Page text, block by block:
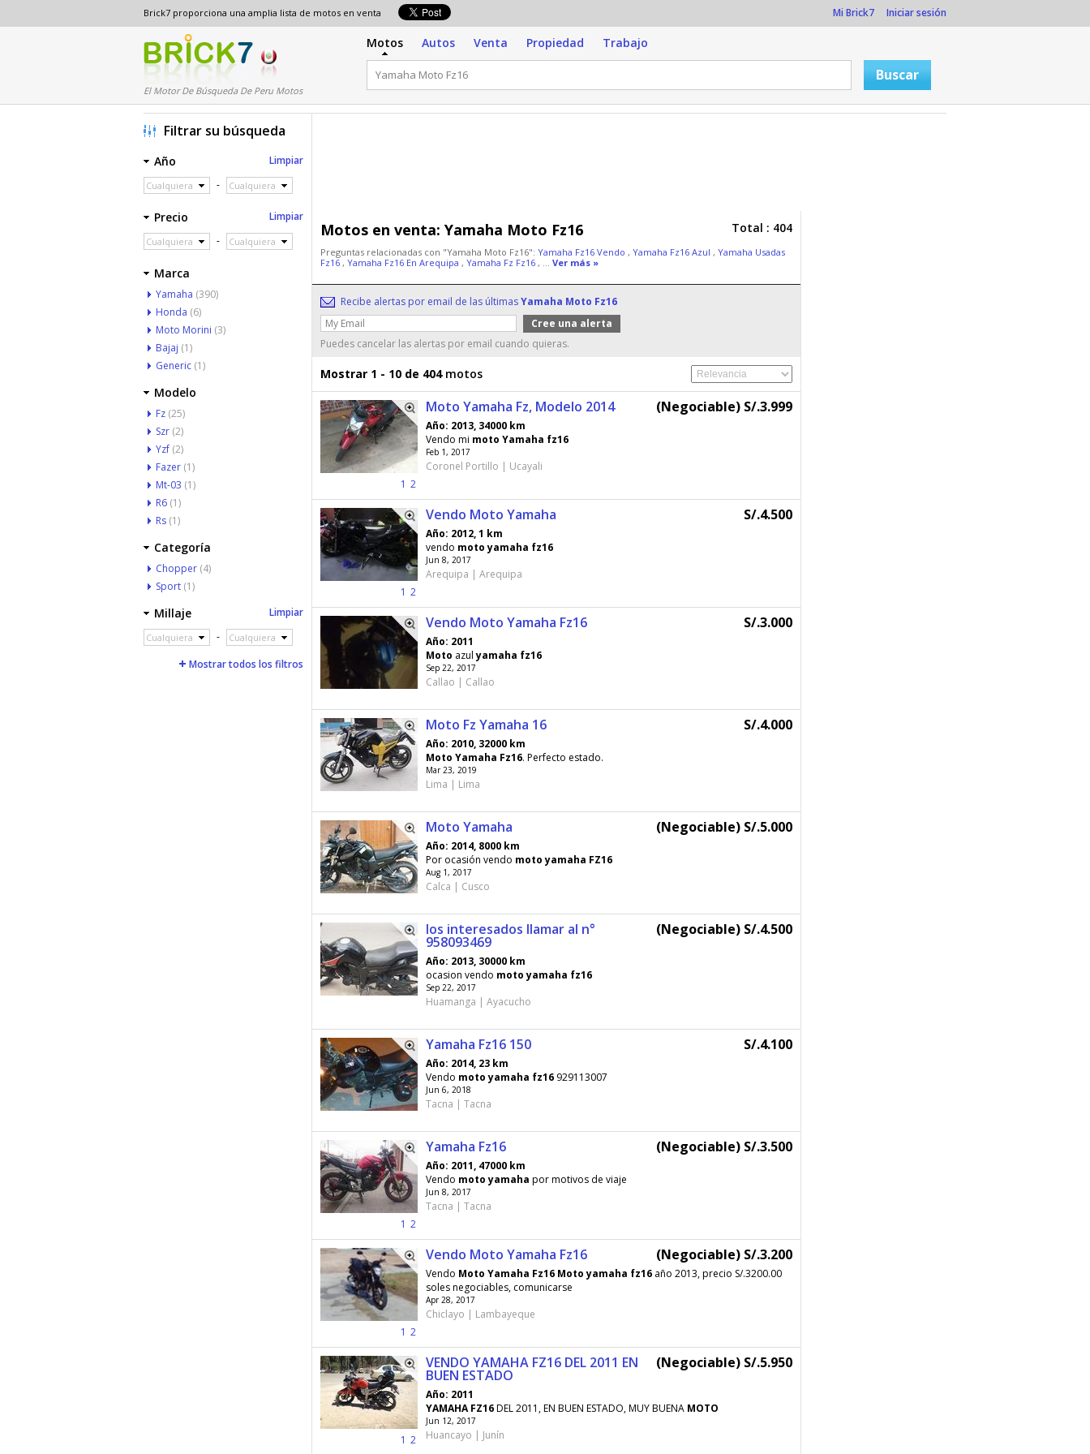
Brick7 proporciona una amplia lista de motos en venta Mi Brick7 Iniciar sesión
El Motor De Búsqueda De Peru Motos
Motos Autos Venta Propiedad Trabajo
Motos en venta: Yamaha Moto Fz16 Total : 404
Preguntas relacionadas con "Yamaha Moto Fz16": Yamaha Fz16 Vendo , Yamaha Fz16 Azul , Yamaha Usadas
Fz16 , Yamaha Fz16 En Arequipa , Yamaha Fz Fz16 , ... Ver más »
Recibe alertas por email de las últimasYamaha Moto Fz16
Puedes cancelar las alertas por email cuando quieras.
Mostrar 1 - 10 de 404motos
1 2
Moto Yamaha Fz, Modelo 2014 (Negociable) S/.3.999
Año: 2013, 34000 km
Vendo mi moto Yamaha fz16
Feb 1, 2017
Coronel Portillo | Ucayali
1 2
Vendo Moto Yamaha S/.4.500
Año: 2012, 1 km
vendo moto yamaha fz16
Jun 8, 2017
Arequipa | Arequipa
Vendo Moto Yamaha Fz16 S/.3.000
Año: 2011
Moto azulyamaha fz16
Sep 22, 2017
Callao | Callao
Moto Fz Yamaha 16 S/.4.000
Año: 2010, 32000 km
Moto Yamaha Fz16. Perfecto estado.
Mar 23, 2019
Lima | Lima
Moto Yamaha (Negociable) S/.5.000
Año: 2014, 8000 km
Por ocasión vendo moto yamaha FZ16
Aug 1, 2017
Calca | Cusco
los interesados llamar al n°
958093469
(Negociable) S/.4.500
Año: 2013, 30000 km
ocasion vendo moto yamaha fz16
Sep 22, 2017
Huamanga | Ayacucho
Yamaha Fz16 150 S/.4.100
Año: 2014, 23 km
Vendo moto yamaha fz16 929113007
Jun 6, 2018
Tacna | Tacna
1 2
Yamaha Fz16 (Negociable) S/.3.500
Año: 2011, 47000 km
Vendo moto yamaha por motivos de viaje
Jun 8, 2017
Tacna | Tacna
1 2
Vendo Moto Yamaha Fz16 (Negociable) S/.3.200
Vendo Moto Yamaha Fz16 Moto yamaha fz16 año 2013, precio S/.3200.00
soles negociables, comunicarse
Apr 28, 2017
Chiclayo | Lambayeque
1 2
VENDO YAMAHA FZ16 DEL 2011 EN
BUEN ESTADO
(Negociable) S/.5.950
Año: 2011
YAMAHA FZ16DEL 2011, EN BUEN ESTADO, MUY BUENA MOTO
Jun 12, 2017
Huancayo | Junín
Filtrar su búsqueda
Año Limpiar
Cualquiera - Cualquiera
Precio Limpiar
Cualquiera - Cualquiera
Marca
Yamaha (390)
Honda (6)
Moto Morini (3)
Bajaj (1)
Generic (1)
Modelo
Fz (25)
Szr (2)
Yzf (2)
Fazer (1)
Mt-03 (1)
R6 (1)
Rs (1)
Categoría
Chopper (4)
Sport (1)
Millaje Limpiar
Cualquiera - Cualquiera
Mostrar todos los filtros